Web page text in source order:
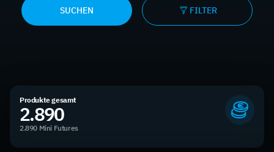
SUCHEN FILTER
Produkte gesamt
2.890
2.890 Mini Futures